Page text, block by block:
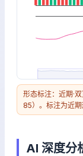
形态标注：近期·
85）。标注为近
AI 深度分